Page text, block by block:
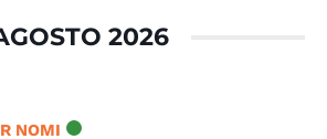
2026
NOMI